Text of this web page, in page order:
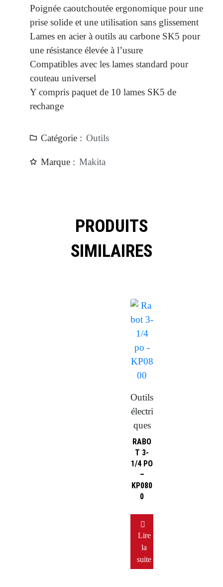
Poignée caoutchoutée ergonomique pour une
prise solide et une utilisation sans glissement
Lames en acier à outils au carbone SK5 pour
une résistance élevée à l’usure
Compatibles avec les lames standard pour
couteau universel
Y compris paquet de 10 lames SK5 de
rechange
Catégorie : Outils
Marque : Makita
PRODUITS
SIMILAIRES
Outils
électri
ques
RABO
T 3-
1/4 PO
–
KP080
0
Lire
la
suite